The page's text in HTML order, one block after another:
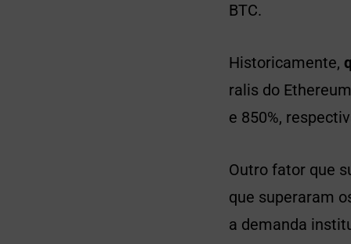
BTC.
Historicamente,
ralis do
e 850%,
Outro fator que
que superaram
a demanda